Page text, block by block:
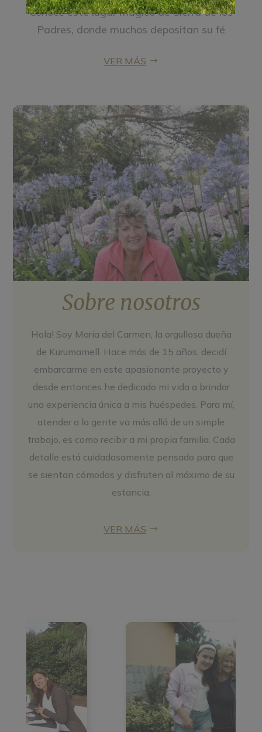
Conocé este lugar mágico de Sierra de los
Padres, donde muchos depositan su fé
VER MÁS
Sobre nosotros
Hola! Soy María del Carmen, la orgullosa dueña
de Kurumamell. Hace más de 15 años, decidí
embarcarme en este apasionante proyecto y
desde entonces he dedicado mi vida a brindar
una experiencia única a mis huéspedes. Para mí,
atender a la gente va más allá de un simple
trabajo, es como recibir a mi propia familia. Cada
detalle está cuidadosamente pensado para que
se sientan cómodos y disfruten al máximo de su
estancia.
VER MÁS